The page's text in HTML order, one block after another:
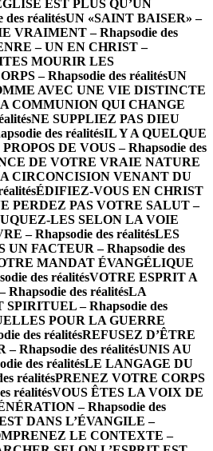
EST PLUS QU’UN
réalitésUN «SAINT BAISER» –
VRAIMENT – Rhapsodie des
– UN EN CHRIST –
MOURIR LES
– Rhapsodie des réalitésUN
AVEC UNE VIE DISTINCTE
COMMUNION QUI CHANGE
NE SUPPLIEZ PAS DIEU
des réalitésIL Y A QUELQUE
DE VOUS – Rhapsodie des
DE VOTRE VRAIE NATURE
CIRCONCISION VENANT DU
ÉDIFIEZ-VOUS EN CHRIST
PERDEZ PAS VOTRE SALUT –
LES SELON LA VOIE
– Rhapsodie des réalitésLES
UN FACTEUR – Rhapsodie des
MANDAT ÉVANGÉLIQUE
des réalitésVOTRE ESPRIT A
des réalitésLA
– Rhapsodie des
POUR LA GUERRE
des réalitésREFUSEZ D’ÊTRE
Rhapsodie des réalitésUNIS AU
des réalitésLE LANGAGE DU
réalitésPRENEZ VOTRE CORPS
réalitésVOUS ÊTES LA VOIX DE
– Rhapsodie des
DANS L’ÉVANGILE –
LE CONTEXTE –